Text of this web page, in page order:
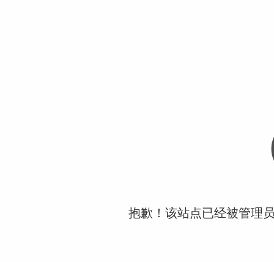
抱歉！该站点已经被管理